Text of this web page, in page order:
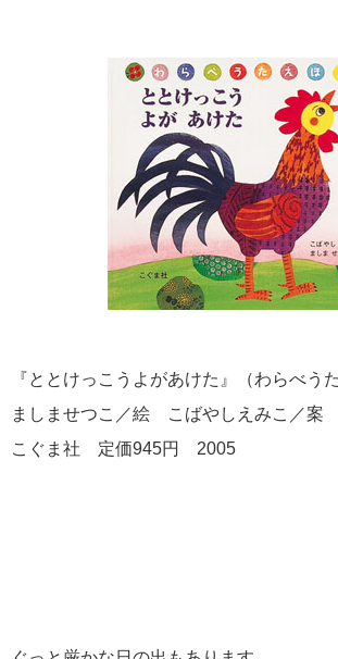
『ととけっこうよがあけた』（わらべう
ましませつこ／絵 こばやしえみこ／案
こぐま社 定価945円 2005